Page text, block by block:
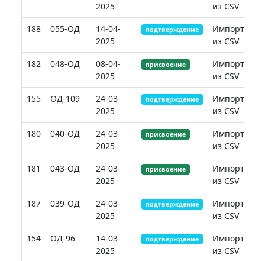
2025
из CSV
188
055-ОД
14-04-
2025
подтверждение
Импорт
из CSV
182
048-ОД
08-04-
2025
присвоение
Импорт
из CSV
155
ОД-109
24-03-
2025
подтверждение
Импорт
из CSV
180
040-ОД
24-03-
2025
присвоение
Импорт
из CSV
181
043-ОД
24-03-
2025
присвоение
Импорт
из CSV
187
039-ОД
24-03-
2025
подтверждение
Импорт
из CSV
154
ОД-96
14-03-
2025
подтверждение
Импорт
из CSV